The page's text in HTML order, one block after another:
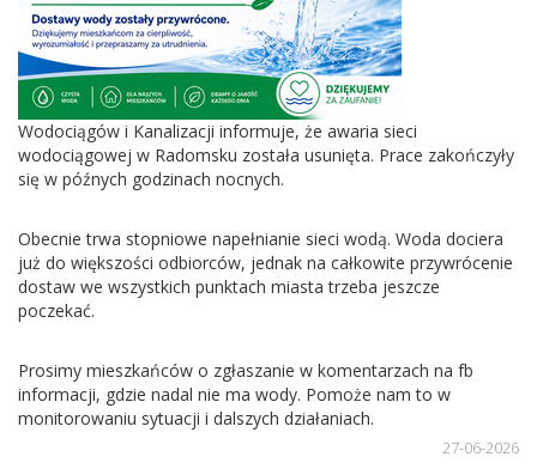
Wodociągów i Kanalizacji informuje, że awaria sieci
wodociągowej w Radomsku została usunięta. Prace zakończyły
się w późnych godzinach nocnych.
Obecnie trwa stopniowe napełnianie sieci wodą. Woda dociera
już do większości odbiorców, jednak na całkowite przywrócenie
dostaw we wszystkich punktach miasta trzeba jeszcze
poczekać.
Prosimy mieszkańców o zgłaszanie w komentarzach na fb
informacji, gdzie nadal nie ma wody. Pomoże nam to w
monitorowaniu sytuacji i dalszych działaniach.
27-06-2026